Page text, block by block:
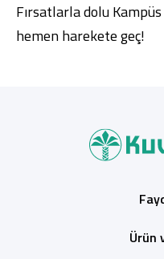
Fırsatlarla dolu
hemen harekete geç!
Ürün